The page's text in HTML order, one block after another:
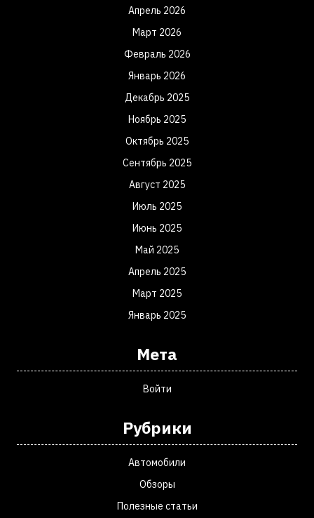
Апрель 2026
Март 2026
Февраль 2026
Январь 2026
Декабрь 2025
Ноябрь 2025
Октябрь 2025
Сентябрь 2025
Август 2025
Июль 2025
Июнь 2025
Май 2025
Апрель 2025
Март 2025
Январь 2025
Мета
Войти
Рубрики
Автомобили
Обзоры
Полезные статьи